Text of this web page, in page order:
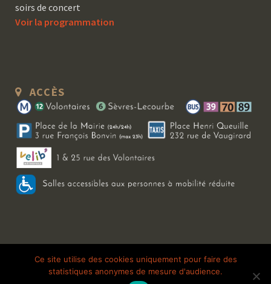
soirs de concert
Voir la programmation
ACCÈS
Copyright 2026 Le Bal Blomet | Tous droits réservés | Mentions légales
Galerie photo
Ce site utilise des cookies uniquement pour faire des
statistiques anonymes de mesure d'audience.